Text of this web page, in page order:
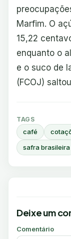
Marfim. O
15,22
enquanto o
e o suco de
(FCOJ)
TAGS
café
safra brasileira
Deixe um
Comentário